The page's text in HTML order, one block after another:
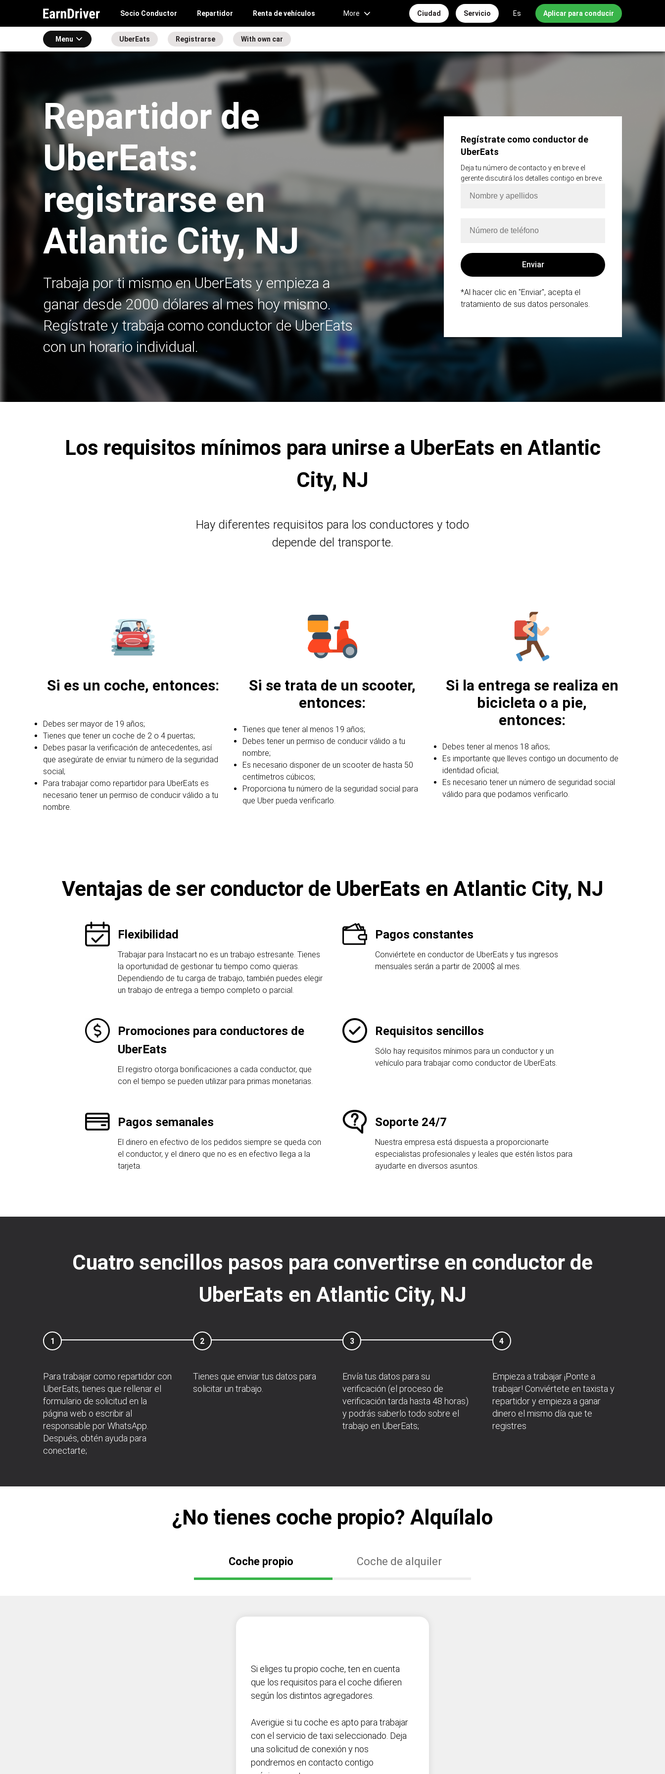
Socio Conductor Repartidor Renta de vehículos More Сiudad Servicio Es Aplicar para conducir
Menu UberEats Registrarse With own car
Repartidor de
UberEats:
registrarse en
Atlantic City, NJ
Trabaja por ti mismo en UberEats y empieza a
ganar desde 2000 dólares al mes hoy mismo.
Regístrate y trabaja como conductor de UberEats
con un horario individual.
Regístrate como conductor de
UberEats
Deja tu número de contacto y en breve el
gerente discutirá los detalles contigo en breve.
*Al hacer clic en "Enviar", acepta el
tratamiento de sus datos personales.
Los requisitos mínimos para unirse a UberEats en Atlantic
City, NJ
Hay diferentes requisitos para los conductores y todo
depende del transporte.
Si es un coche, entonces:
Debes ser mayor de 19 años;
Tienes que tener un coche de 2 o 4 puertas;
Debes pasar la verificación de antecedentes, así
que asegúrate de enviar tu número de la seguridad
social;
Para trabajar como repartidor para UberEats es
necesario tener un permiso de conducir válido a tu
nombre.
Si se trata de un scooter,
entonces:
Tienes que tener al menos 19 años;
Debes tener un permiso de conducir válido a tu
nombre;
Es necesario disponer de un scooter de hasta 50
centímetros cúbicos;
Proporciona tu número de la seguridad social para
que Uber pueda verificarlo.
Si la entrega se realiza en
bicicleta o a pie,
entonces:
Debes tener al menos 18 años;
Es importante que lleves contigo un documento de
identidad oficial;
Es necesario tener un número de seguridad social
válido para que podamos verificarlo.
Ventajas de ser conductor de UberEats en Atlantic City, NJ
Flexibilidad
Trabajar para Instacart no es un trabajo estresante. Tienes
la oportunidad de gestionar tu tiempo como quieras.
Dependiendo de tu carga de trabajo, también puedes elegir
un trabajo de entrega a tiempo completo o parcial.
Pagos constantes
Conviértete en conductor de UberEats y tus ingresos
mensuales serán a partir de 2000$ al mes.
Promociones para conductores de
UberEats
El registro otorga bonificaciones a cada conductor, que
con el tiempo se pueden utilizar para primas monetarias.
Requisitos sencillos
Sólo hay requisitos mínimos para un conductor y un
vehículo para trabajar como conductor de UberEats.
Pagos semanales
El dinero en efectivo de los pedidos siempre se queda con
el conductor, y el dinero que no es en efectivo llega a la
tarjeta.
Soporte 24/7
Nuestra empresa está dispuesta a proporcionarte
especialistas profesionales y leales que estén listos para
ayudarte en diversos asuntos.
Cuatro sencillos pasos para convertirse en conductor de
UberEats en Atlantic City, NJ
1
Para trabajar como repartidor con
UberEats, tienes que rellenar el
formulario de solicitud en la
página web o escribir al
responsable por WhatsApp.
Después, obtén ayuda para
conectarte;
2
Tienes que enviar tus datos para
solicitar un trabajo.
3
Envía tus datos para su
verificación (el proceso de
verificación tarda hasta 48 horas)
y podrás saberlo todo sobre el
trabajo en UberEats;
4
Empieza a trabajar ¡Ponte a
trabajar! Conviértete en taxista y
repartidor y empieza a ganar
dinero el mismo día que te
registres
¿No tienes coche propio? Alquílalo
Coche propio Coche de alquiler
Si eliges tu propio coche, ten en cuenta
que los requisitos para el coche difieren
según los distintos agregadores.
Averigüe si tu coche es apto para trabajar
con el servicio de taxi seleccionado. Deja
una solicitud de conexión y nos
pondremos en contacto contigo